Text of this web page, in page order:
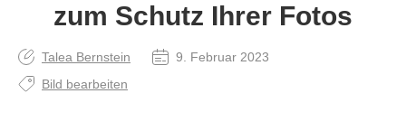
zum Schutz Ihrer Fotos
Talea Bernstein
9. Februar 2023
Bild bearbeiten